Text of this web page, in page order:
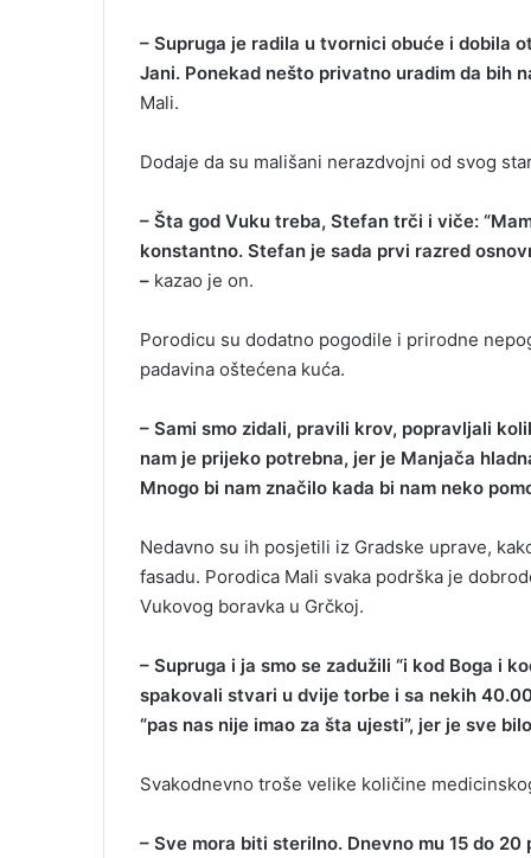
– Supruga je radila u tvornici obuće i dobila
Jani. Ponekad nešto privatno uradim da bih
Mali.
Dodaje da su mališani nerazdvojni od svog
– Šta god Vuku treba, Stefan trči i viče:
konstantno. Stefan je sada prvi razred
– kazao je on.
Porodicu su dodatno pogodile i prirodne
padavina oštećena kuća.
– Sami smo zidali, pravili krov, popravljali
nam je prijeko potrebna, jer je Manjača
Mnogo bi nam značilo kada bi nam neko
Nedavno su ih posjetili iz Gradske uprave,
fasadu. Porodica Mali svaka podrška je
Vukovog boravka u Grčkoj.
– Supruga i ja smo se zadužili “i kod Boga i
spakovali stvari u dvije torbe i sa nekih
“pas nas nije imao za šta ujesti”, jer je sve
Svakodnevno troše velike količine
– Sve mora biti sterilno. Dnevno mu 15 do